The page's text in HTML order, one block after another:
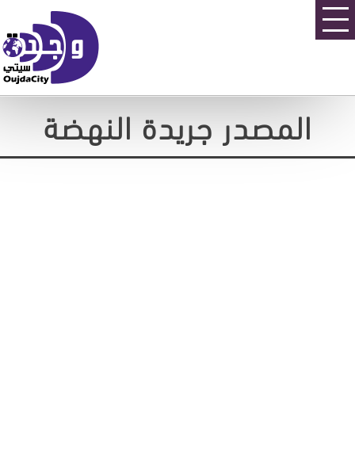
المصدر جريدة النهضة